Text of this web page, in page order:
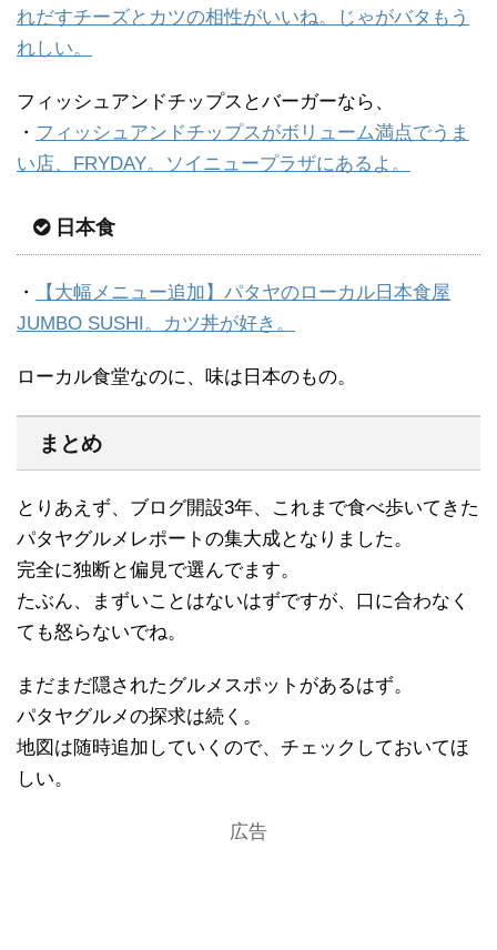
れだすチーズとカツの相性がいいね。じゃがバタもう
れしい。
フィッシュアンドチップスとバーガーなら、
・ フィッシュアンドチップスがボリューム満点でうま
い店、FRYDAY。ソイニュープラザにあるよ。
日本食
・
【大幅メニュー追加】パタヤのローカル日本食屋
JUMBO SUSHI。カツ丼が好き。
ローカル食堂なのに、味は日本のもの。
まとめ
とりあえず、ブログ開設3年、これまで食べ歩いてきた
パタヤグルメレポートの集大成となりました。
完全に独断と偏見で選んでます。
たぶん、まずいことはないはずですが、口に合わなく
ても怒らないでね。
まだまだ隠されたグルメスポットがあるはず。
パタヤグルメの探求は続く。
地図は随時追加していくので、チェックしておいてほ
しい。
広告